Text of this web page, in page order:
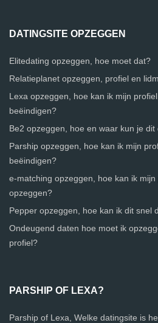
DATINGSITE OPZEGGEN
Elitedating opzeggen, hoe moet dat?
Relatieplanet opzeggen, profiel en
Lexa opzeggen, hoe kan ik mijn
beëindigen?
Be2 opzeggen, hoe en waar kun je dit
Parship opzeggen, hoe kan ik mijn
beëindigen?
e-matching opzeggen, hoe kan ik
opzeggen?
Pepper opzeggen, hoe kan ik dit snel
Ondeugend daten hoe moet ik
profiel?
PARSHIP OF LEXA?
Parship of Lexa, Welke datingsite is